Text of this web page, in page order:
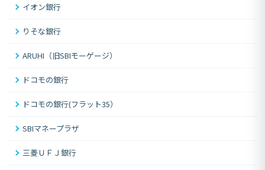
イオン銀行
りそな銀行
ARUHI（旧SBIモーゲージ）
ドコモの銀行
ドコモの銀行(フラット35）
SBIマネープラザ
三菱ＵＦＪ銀行